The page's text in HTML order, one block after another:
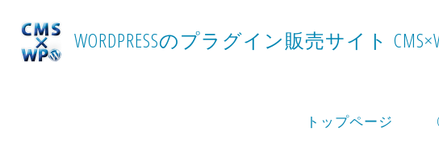
content
WORDPRESSのプラ グイ ン販売サイ ト CMS×
トップページ